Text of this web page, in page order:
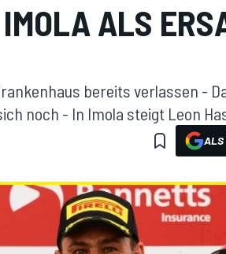
ALS
bereits verlassen -
noch - In Imola steigt Leon
ALS